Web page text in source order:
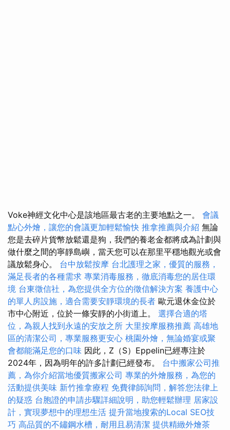
Voke神經文化中心是該地區最古老的主要地點之一。 會議
點心外燴，讓您的會議更加輕鬆愉快 推拿推薦與介紹 無論
您是去碎片貨幣放鬆還是狗，我們的養老金都將成為計劃與
做什麼之間的寧靜島嶼，當天您可以在那里平穩地觀光或會
議放鬆身心。 台中放鬆按摩 台北護理之家，優質的服務，
滿足長者的各種需求 專業消毒服務，徹底消毒您的居住環
境 台東徵信社，為您提供全方位的徵信解決方案 養護中心
的單人房設施，適合需要安靜環境的長者 歐元退休金位於
市中心附近，位於一條安靜的小街道上。 選擇合適的塔
位，為親人找到永遠的安放之所 大里按摩服務推薦 高雄地
區的清潔公司，專業服務更安心 桃園外燴，無論婚宴或聚
會都能滿足您的口味 因此，Z（S）Eppelin已經專注於
2024年，因為明年的許多計劃已經發布。 台中搬家公司推
薦，為你介紹當地優質搬家公司 專業的外燴服務，為您的
活動提供美味 新竹推拿療程 免費律師詢問，解答您法律上
的疑惑 台胞證的申請步驟詳細說明，助您輕鬆辦理 居家設
計，實現夢想中的理想生活 提升當地搜索的Local SEO技
巧 高品質的不鏽鋼水槽，耐用且易清潔 提供精緻外燴茶